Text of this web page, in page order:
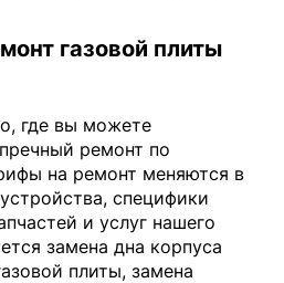
газовой плиты
где вы можете
ремонт по
на ремонт меняются в
специфики
и услуг нашего
замена дна корпуса
плиты, замена